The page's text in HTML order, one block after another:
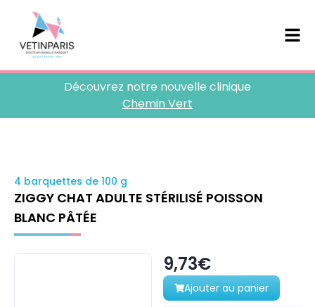
Découvrez notre nouvelle clinique
Chemin Vert
4 barquettes de 100 g
ZIGGY CHAT ADULTE STÉRILISÉ POISSON
BLANC PÂTÉE
9,73€
Ajouter au panier